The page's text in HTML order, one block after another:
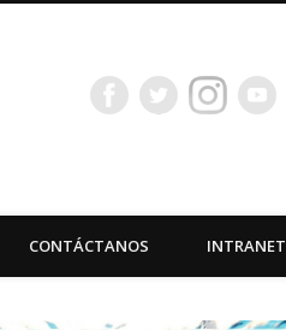
Universidad
CONTÁCTANOS INTRANET